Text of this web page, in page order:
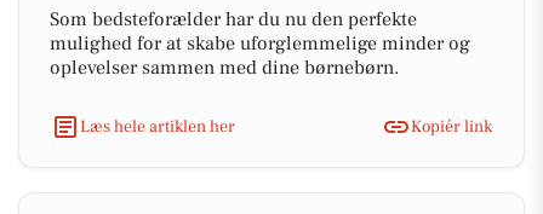
Som bedsteforælder har du nu den perfekte
mulighed for at skabe uforglemmelige minder og
oplevelser sammen med dine børnebørn.
Læs hele artiklen her Kopiér link